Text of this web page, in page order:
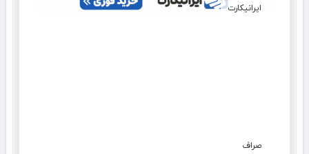
ایرانیکارت
صراف